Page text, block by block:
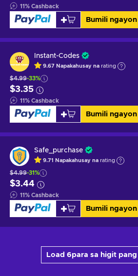
11% Cashback
Bumili ngayon
Instant-Codes
9.67 Napakahusay na rating
$4.99-33%
$3.35
11% Cashback
Bumili ngayon
Safe_purchase
9.71 Napakahusay na rating
$4.99-31%
$3.44
11% Cashback
Bumili ngayon
Load 6para sa higit